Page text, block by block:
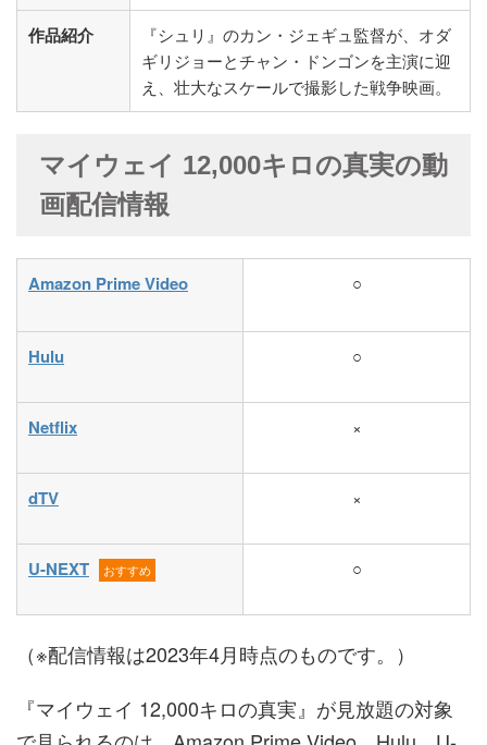
作品紹介
『シュリ』のカン・ジェギュ監督が、オダ
ギリジョーとチャン・ドンゴンを主演に迎
え、壮大なスケールで撮影した戦争映画。
マイウェイ 12,000キロの真実の動
画配信情報
Amazon Prime Video ○
Hulu ○
Netflix ×
dTV ×
U-NEXT おすすめ ○
（※配信情報は2023年4月時点のものです。）
『マイウェイ 12,000キロの真実』が見放題の対象